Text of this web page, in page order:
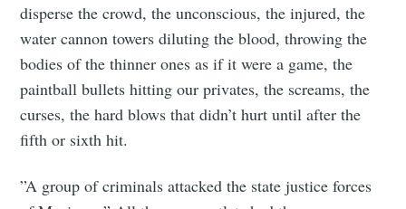
disperse the crowd, the unconscious, the injured, the
water cannon towers diluting the blood, throwing the
bodies of the thinner ones as if it were a game, the
paintball bullets hitting our privates, the screams, the
curses, the hard blows that didn’t hurt until after the
fifth or sixth hit.
”A group of criminals attacked the state justice forces